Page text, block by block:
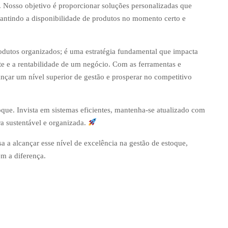
objetivo é proporcionar soluções personalizadas que
a disponibilidade de produtos no momento certo e
organizados; é uma estratégia fundamental que impacta
e a rentabilidade de um negócio. Com as ferramentas e
um nível superior de gestão e prosperar no competitivo
Invista em sistemas eficientes, mantenha-se atualizado com
sustentável e organizada.
a alcançar esse nível de excelência na gestão de estoque,
a diferença.